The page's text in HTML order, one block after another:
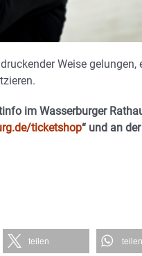
Weise gelungen,
im Wasserburger
ticketshop“ und an der
teilen teilen